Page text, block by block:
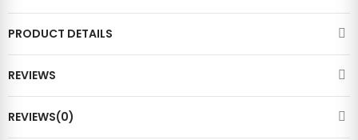
PRODUCT DETAILS
REVIEWS
REVIEWS(0)